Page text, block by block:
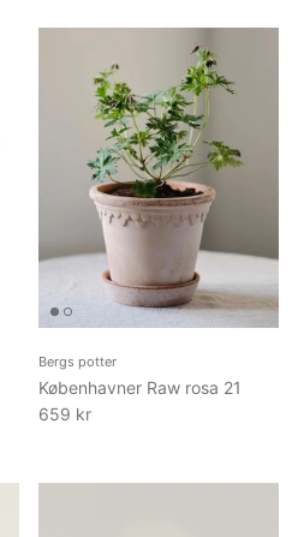
Bergs potter
Københavner Raw rosa 21
659 kr